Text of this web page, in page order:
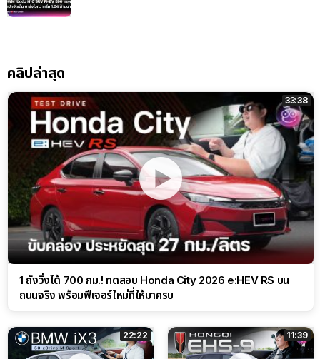
คลิปล่าสุด
33:38
1 ถังวิ่งได้ 700 กม.! ทดสอบ Honda City 2026 e:HEV RS บน
ถนนจริง พร้อมฟีเจอร์ใหม่ที่ให้มาครบ
22:22 11:39